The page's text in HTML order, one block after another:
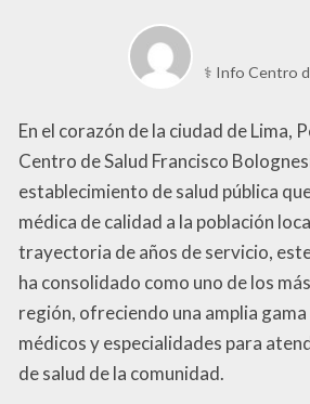
⚕️ Info Centro
En el corazón de la ciudad de Lima,
Centro de Salud Francisco
establecimiento de salud pública
médica de calidad a la población
trayectoria de años de servicio,
ha consolidado como uno de los
región, ofreciendo una amplia
médicos y especialidades para
de salud de la comunidad.